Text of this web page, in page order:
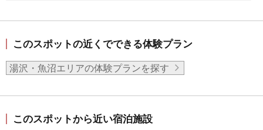
このスポットの近くでできる体験プラン
湯沢・魚沼エリアの体験プランを探す
このスポットから近い宿泊施設